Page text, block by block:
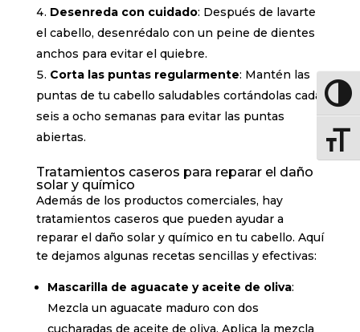
Desenreda con cuidado: Después de lavarte
el cabello, desenrédalo con un peine de dientes
anchos para evitar el quiebre.
Corta las puntas regularmente: Mantén las
puntas de tu cabello saludables cortándolas cada
seis a ocho semanas para evitar las puntas
abiertas.
Tratamientos caseros para reparar el daño
solar y químico
Además de los productos comerciales, hay
tratamientos caseros que pueden ayudar a
reparar el daño solar y químico en tu cabello. Aquí
te dejamos algunas recetas sencillas y efectivas:
Mascarilla de aguacate y aceite de oliva:
Mezcla un aguacate maduro con dos
cucharadas de aceite de oliva. Aplica la mezcla